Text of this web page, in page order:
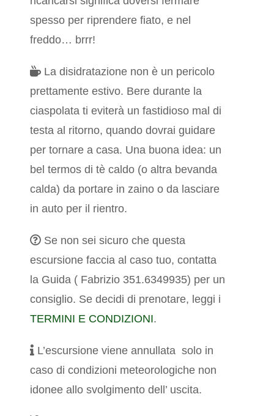
spesso per riprendere fiato, e nel
freddo… brrr!
La disidratazione non è un pericolo
prettamente estivo. Bere durante la
ciaspolata ti eviterà un fastidioso mal di
testa al ritorno, quando dovrai guidare
per tornare a casa. Una buona idea: un
bel termos di tè caldo (o altra bevanda
calda) da portare in zaino o da lasciare
in auto per il rientro.
Se non sei sicuro che questa
escursione faccia al caso tuo, contatta
la Guida ( Fabrizio 351.6349935) per un
consiglio. Se decidi di prenotare, leggi i
TERMINI E CONDIZIONI.
L’escursione viene annullata solo in
caso di condizioni meteorologiche non
idonee allo svolgimento dell’ uscita.